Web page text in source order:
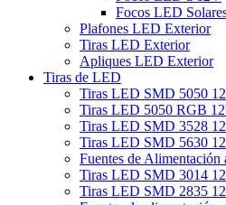
Focos LED
Plafones LED Exterior
Tiras LED Exterior
Apliques LED Exterior
Tiras de LED
Tiras LED SMD 5050
Tiras LED 5050 RGB
Tiras LED SMD 3528
Tiras LED SMD 5630
Fuentes de Alimentación
Tiras LED SMD 3014
Tiras LED SMD 2835